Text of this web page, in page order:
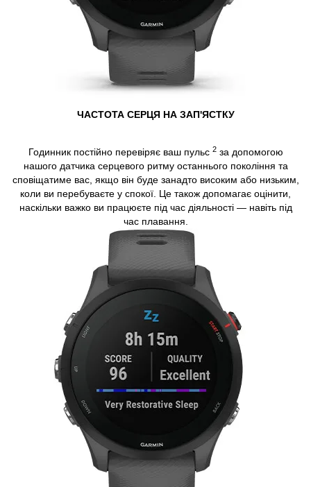
ЧАСТОТА СЕРЦЯ НА ЗАП'ЯСТКУ
Годинник постійно перевіряє ваш пульс 2за допомогою
нашого датчика серцевого ритму останнього покоління та
сповіщатиме вас, якщо він буде занадто високим або низьким,
коли ви перебуваєте у спокої. Це також допомагає оцінити,
наскільки важко ви працюєте під час діяльності — навіть під
час плавання.